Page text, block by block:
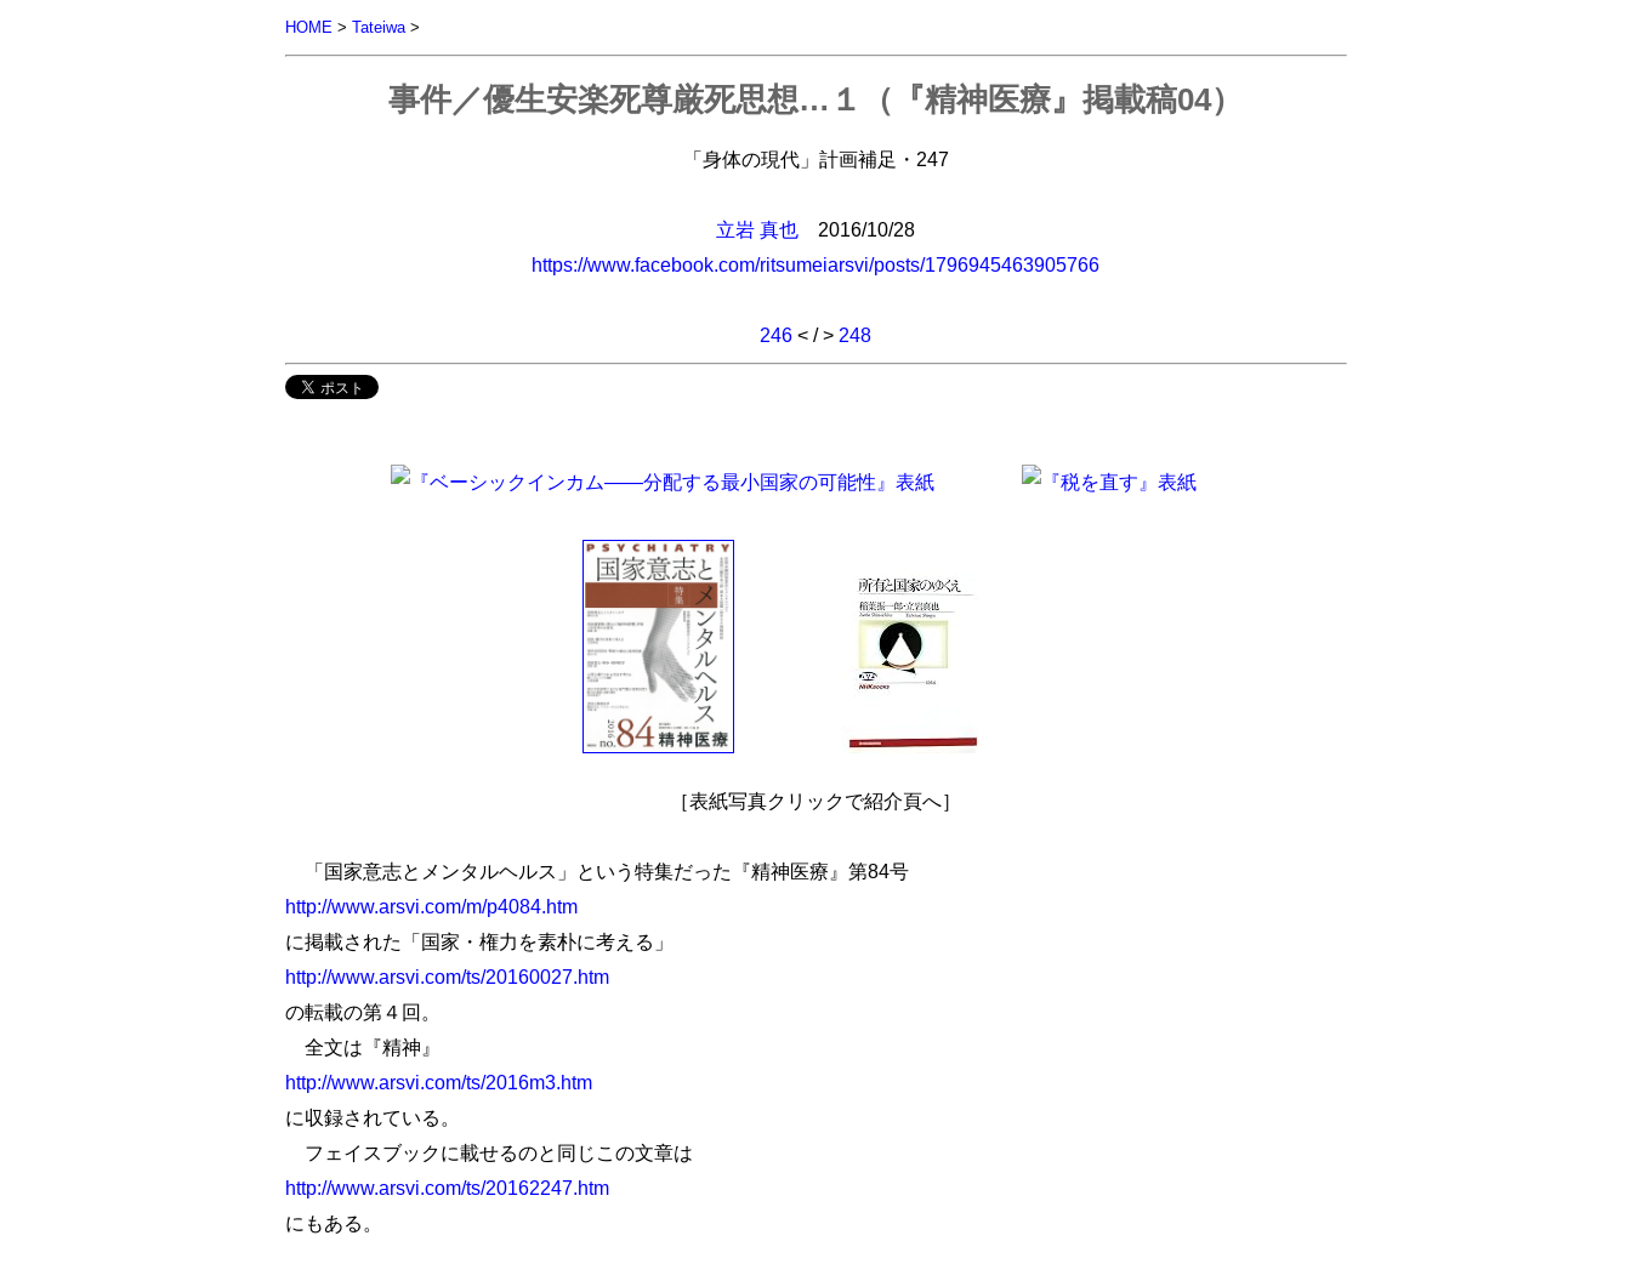
HOME> Tateiwa>
事件／優生安楽死尊厳死思想…１（『精神医療』掲載稿04）
「身体の現代」計画補足・247
立岩 真也
2016/10/28
https://www.facebook.com/ritsumeiarsvi/posts/1796945463905766
246 < / > 248
［表紙写真クリックで紹介頁へ］
「国家意志とメンタルヘルス」という特集だった『精神医療』第84号
http://www.arsvi.com/m/p4084.htm
に掲載された「国家・権力を素朴に考える」
http://www.arsvi.com/ts/20160027.htm
の転載の第４回。
全文は『精神』
http://www.arsvi.com/ts/2016m3.htm
に収録されている。
フェイスブックに載せるのと同じこの文章は
http://www.arsvi.com/ts/20162247.htm
にもある。